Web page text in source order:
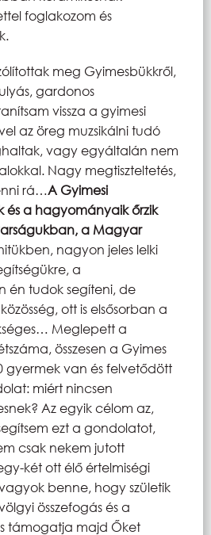
foglakozom és
meg Gyimesbükkről,
gardonos
vissza a gyimesi
az öreg muzsikálni tudó
vagy egyáltalán nem
Nagy megtiszteltetés,
rá…A Gyimesi
és a hagyományaik őrzik
a Magyar
nagyon jeles lelki
a
én tudok segíteni, de
ott is elsősorban a
Meglepett a
összesen a Gyimes
gyermek van és felvetődött
miért nincsen
Az egyik célom az,
ezt a gondolatot,
csak nekem jutott
két ott élő értelmiségi
benne, hogy születik
összefogás és a
támogatja majd Őket